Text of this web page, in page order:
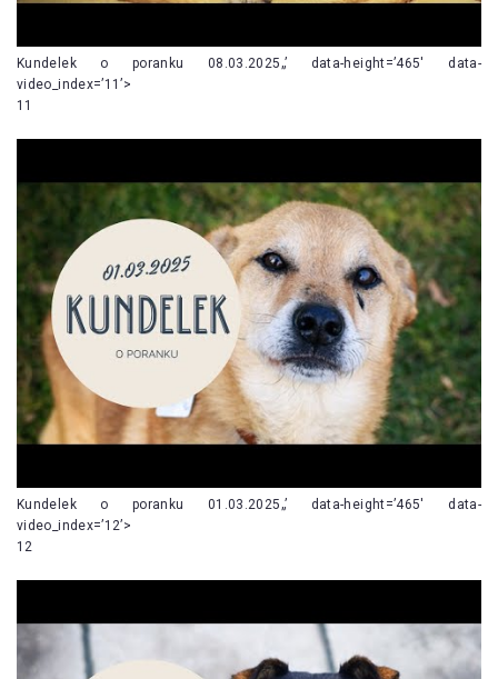
Kundelek o poranku 08.03.2025„’ data-height=’465′ data-
video_index=’11’>
11
Kundelek o poranku 01.03.2025„’ data-height=’465′ data-
video_index=’12’>
12